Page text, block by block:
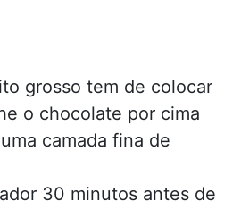
grosso tem de colocar
o chocolate por cima
camada fina de
30 minutos antes de